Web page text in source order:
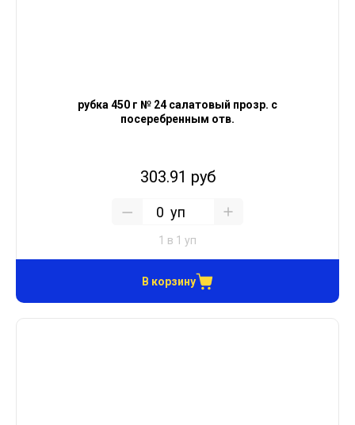
рубка 450 г № 24 салатовый прозр. с
посеребренным отв.
303.91 руб
уп
1 в 1 уп
В корзину